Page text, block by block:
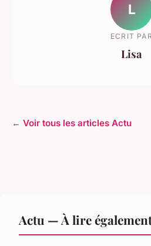
L
ECRIT PAR
Lisa
← Voir tous les articles Actu
Actu — À lire